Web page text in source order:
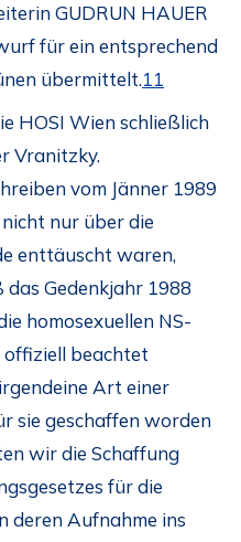
GUDRUN HAUER
für ein entsprechend
übermittelt.11
HOSI Wien schließlich
Vranitzky.
vom Jänner 1989
nur über die
enttäuscht waren,
Gedenkjahr 1988
homosexuellen NS-
offiziell beachtet
Art einer
sie geschaffen worden
wir die Schaffung
für die
deren Aufnahme ins